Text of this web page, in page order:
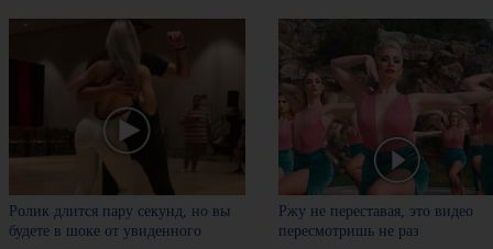
Ролик длится пару секунд, но вы
будете в шоке от увиденного
Ржу не переставая, это видео
пересмотришь не раз